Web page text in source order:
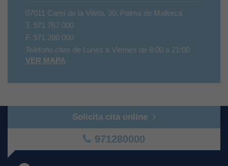
07011 Camí de la Vileta, 30, Palma de Mallorca
T. 971 767 000
F. 971 280 000
Teléfono citas de Lunes a Viernes de 8:00 a 21:00
VER MAPA
Solicita cita online
971280000